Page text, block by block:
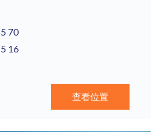
70
16
查看位置